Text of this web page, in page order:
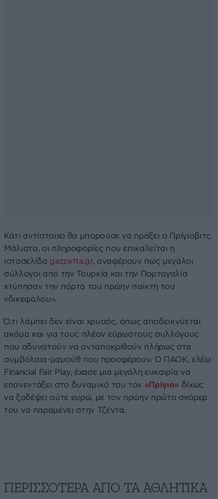
Κάτι αντίστοιχο θα μπορούσε να πράξει ο Πρίγιοβιτς.
Μάλιστα, οι πληροφορίες που επικαλείται η
ιστοσελίδα gazzetta.gr, αναφέρουν πως μεγάλοι
σύλλογοι από την Τουρκία και την Πορτογαλία
χτύπησαν την πόρτα του πρώην παίκτη του
«δικεφάλου».
Ό,τι λάμπει δεν είναι χρυσός, όπως αποδεικνύεται
ακόμα και για τους πλέον εύρωστους συλλόγους
που αδυνατούν να ανταποκριθούν πλήρως στα
συμβόλαια-μαμούθ που προσφέρουν. Ο ΠΑΟΚ, ελέω
Financial Fair Play, έχασε μια μεγάλη ευκαιρία να
επανεντάξει στο δυναμικό του τον «Πρίγιο» δίχως
να ξοδέψει ούτε ευρώ, με τον πρώην πρώτο σκόρερ
του να παραμένει στην Τζέντα.
ΠΕΡΙΣΣΟΤΕΡΑ ΑΠΟ ΤA ΑΘΛΗΤΙΚΑ